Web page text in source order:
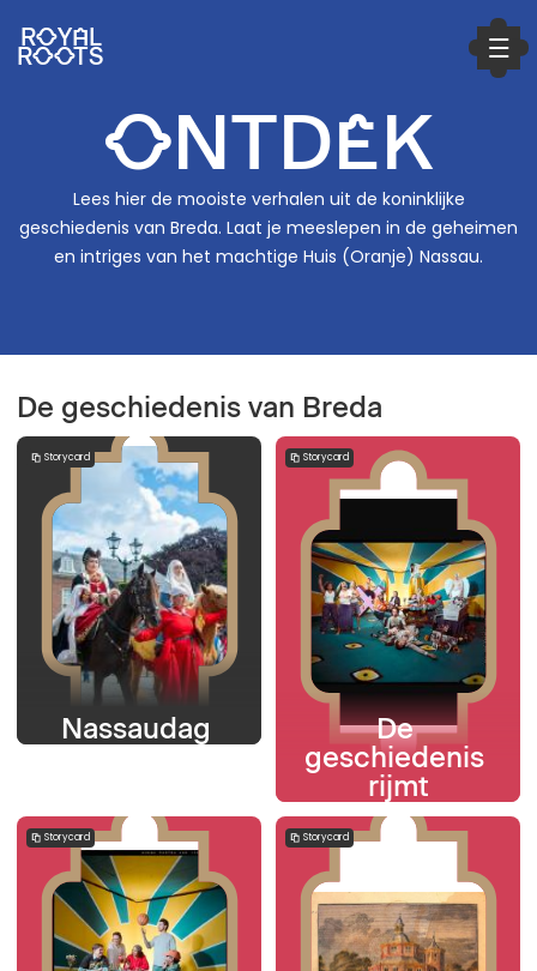
ROYAL
ROOTS
ONTDEK
Lees hier de mooiste verhalen uit de koninklijke
geschiedenis van Breda. Laat je meeslepen in de geheimen
en intriges van het machtige Huis (Oranje) Nassau.
De geschiedenis van Breda
Storycard
Nassaudag
Storycard
De
geschiedenis
rijmt
Storycard Storycard